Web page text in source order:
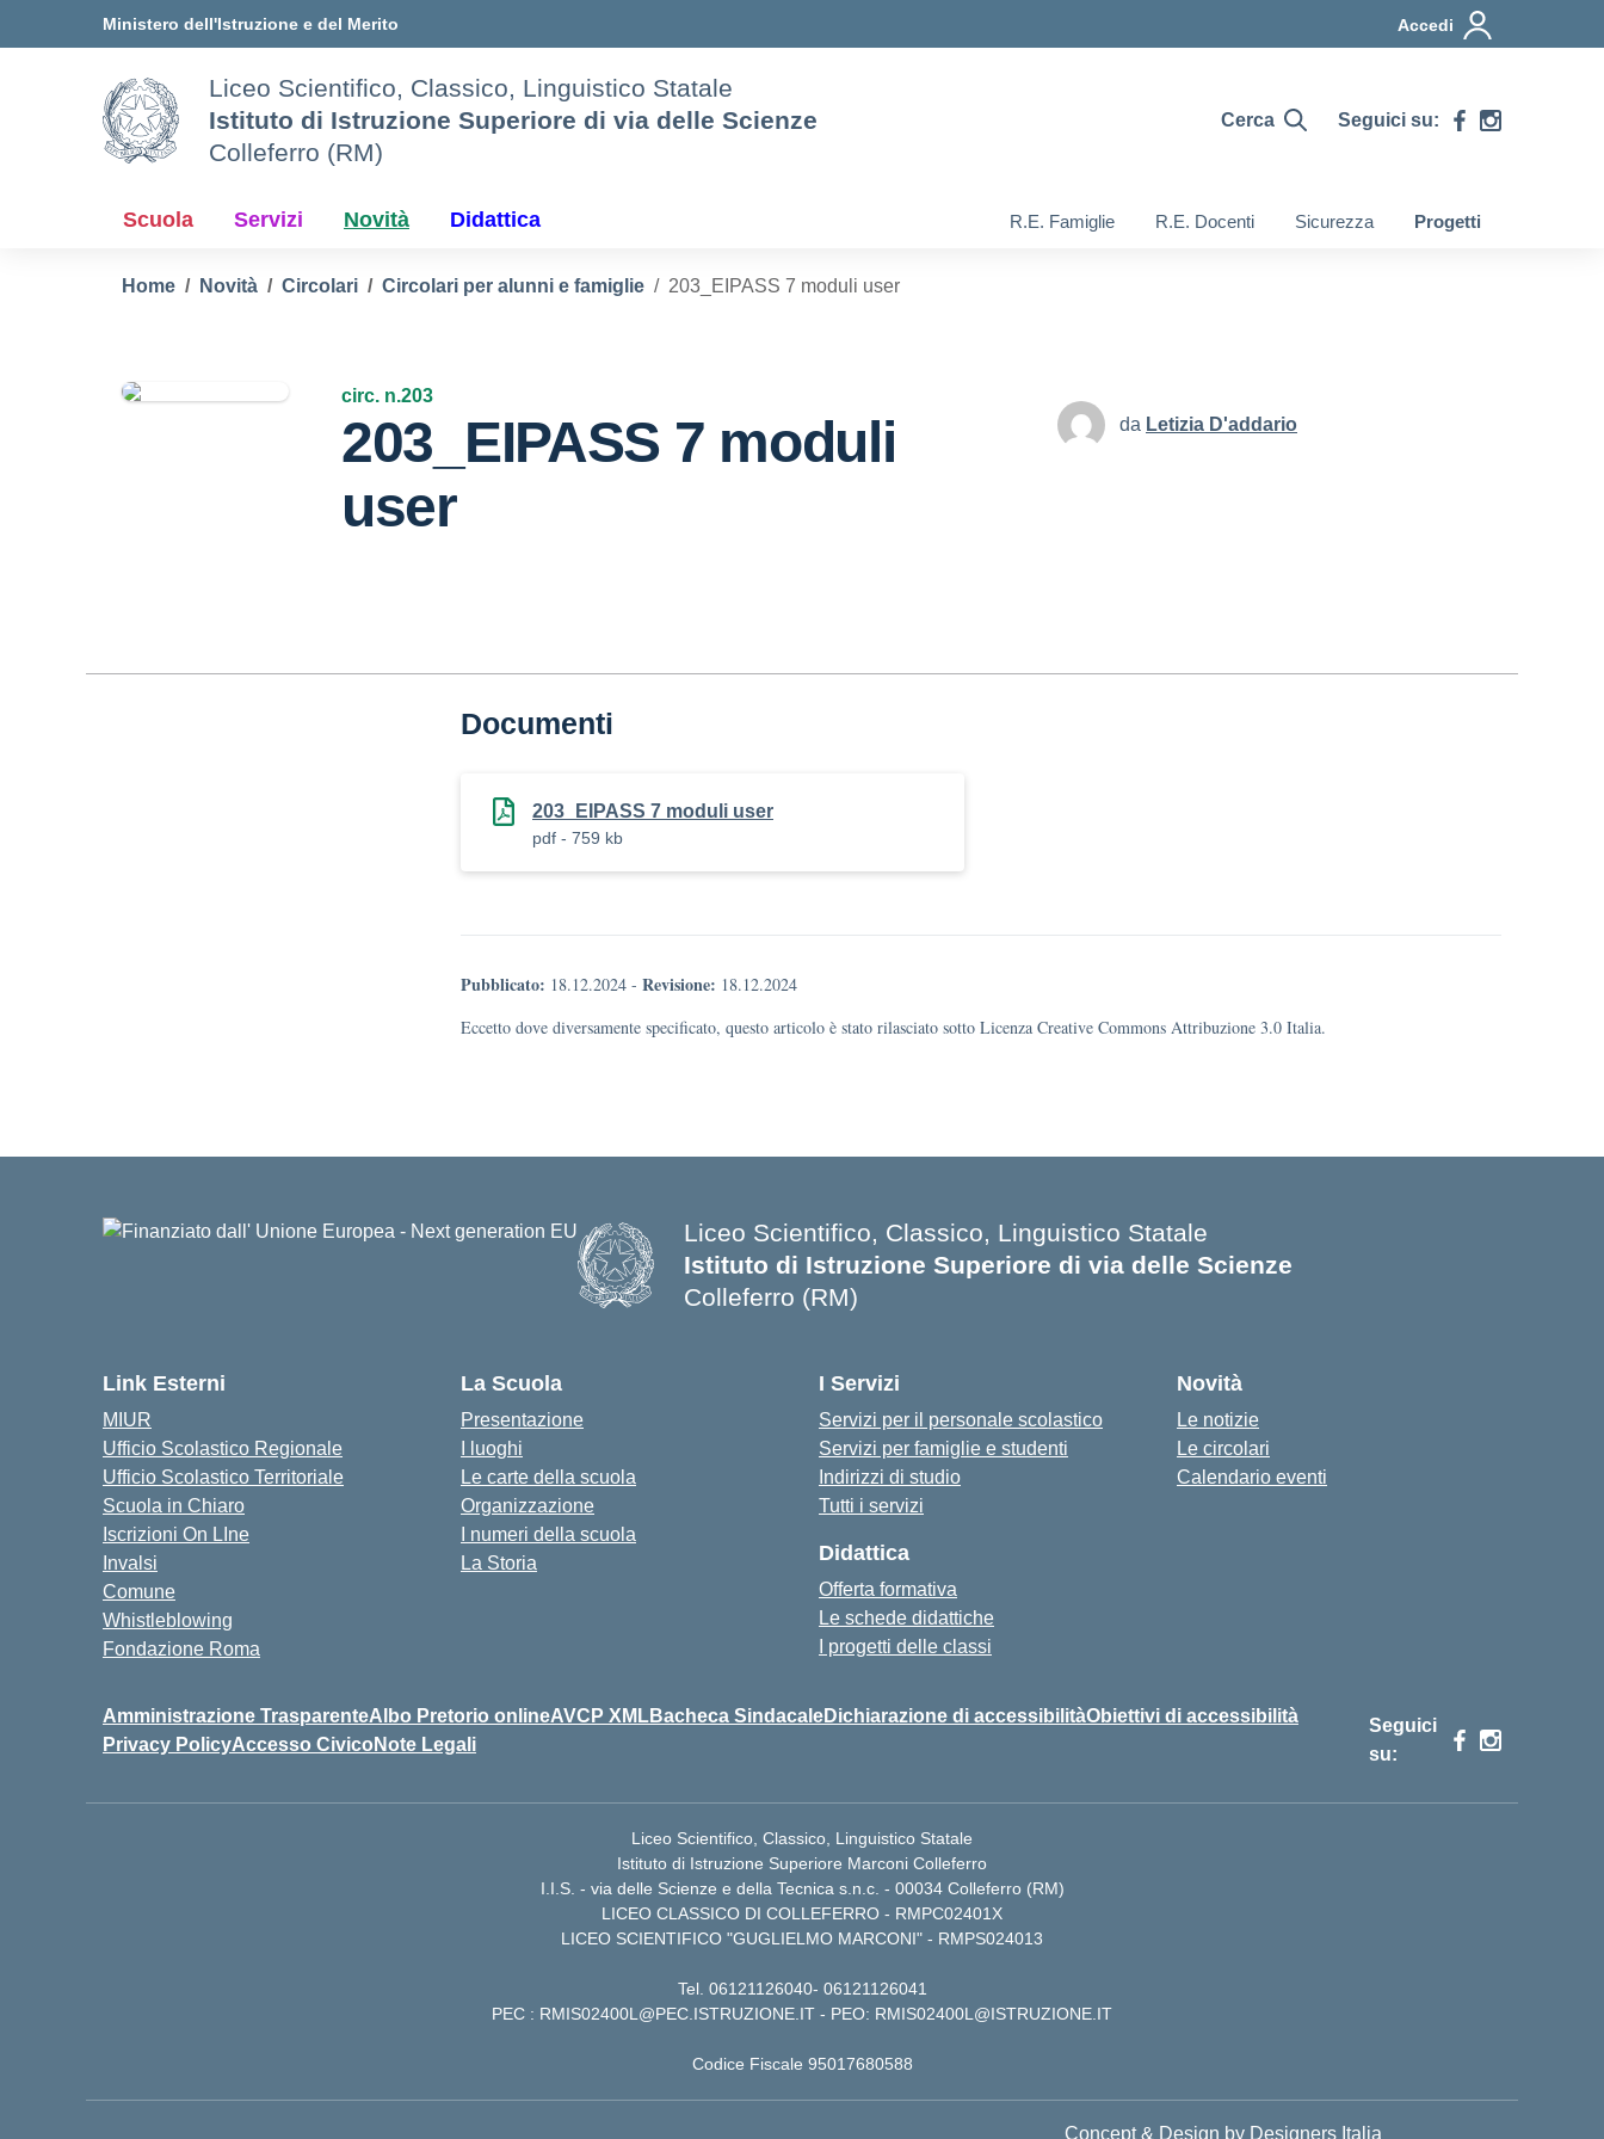
Ministero dell'Istruzione e del Merito Accedi
Liceo Scientifico, Classico, Linguistico Statale
Istituto di Istruzione Superiore di via delle Scienze
Colleferro (RM)
Cerca Seguici su:
Scuola Servizi Novità Didattica R.E. Famiglie R.E. Docenti Sicurezza Progetti
Home Novità Circolari Circolari per alunni e famiglie 203_EIPASS 7 moduli user
circ. n.203
203_EIPASS 7 moduli
user
da Letizia D'addario
Documenti
203_EIPASS 7 moduli user
pdf - 759 kb
Pubblicato: 18.12.2024 - Revisione: 18.12.2024
Eccetto dove diversamente specificato, questo articolo è stato rilasciato sotto Licenza Creative Commons Attribuzione 3.0 Italia.
Liceo Scientifico, Classico, Linguistico Statale
Istituto di Istruzione Superiore di via delle Scienze
Colleferro (RM)
Link Esterni
MIUR
Ufficio Scolastico Regionale
Ufficio Scolastico Territoriale
Scuola in Chiaro
Iscrizioni On LIne
Invalsi
Comune
Whistleblowing
Fondazione Roma
La Scuola
Presentazione
I luoghi
Le carte della scuola
Organizzazione
I numeri della scuola
La Storia
I Servizi
Servizi per il personale scolastico
Servizi per famiglie e studenti
Indirizzi di studio
Tutti i servizi
Didattica
Offerta formativa
Le schede didattiche
I progetti delle classi
Novità
Le notizie
Le circolari
Calendario eventi
Amministrazione TrasparenteAlbo Pretorio onlineAVCP XMLBacheca SindacaleDichiarazione di accessibilitàObiettivi di accessibilità
Privacy PolicyAccesso Civico Note Legali
Seguici
su:
Liceo Scientifico, Classico, Linguistico Statale
Istituto di Istruzione Superiore Marconi Colleferro
I.I.S. - via delle Scienze e della Tecnica s.n.c. - 00034 Colleferro (RM)
LICEO CLASSICO DI COLLEFERRO - RMPC02401X
LICEO SCIENTIFICO "GUGLIELMO MARCONI" - RMPS024013
Tel. 06121126040- 06121126041
PEC : RMIS02400L@PEC.ISTRUZIONE.IT - PEO: RMIS02400L@ISTRUZIONE.IT
Codice Fiscale 95017680588
Concept & Design by Designers Italia